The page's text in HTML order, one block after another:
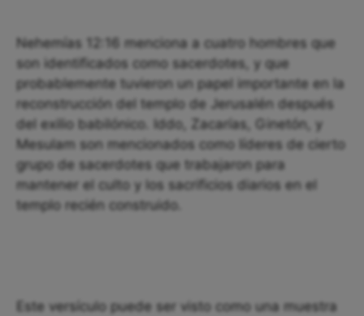
Nehemías 12:16 menciona a cuatro hombres que
son identificados como sacerdotes, y que
probablemente tuvieron un papel importante en la
reconstrucción del templo de Jerusalén después
del exilio babilónico. Iddo, Zacarías, Ginetón, y
Mesulam son mencionados como líderes de cierto
grupo de sacerdotes que trabajaron para
mantener el culto y los sacrificios diarios en el
templo recién construido.
Este versículo puede ser visto como una muestra